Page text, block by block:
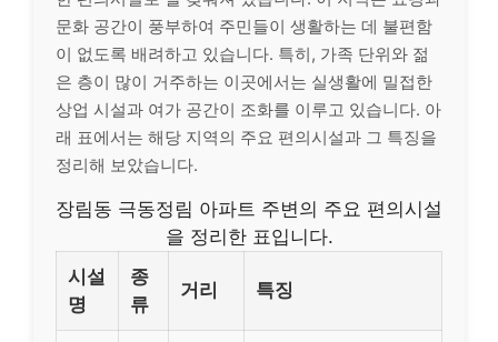
문화 공간이 풍부하여 주민들이 생활하는 데 불편함
이 없도록 배려하고 있습니다. 특히, 가족 단위와 젊
은 층이 많이 거주하는 이곳에서는 실생활에 밀접한
상업 시설과 여가 공간이 조화를 이루고 있습니다. 아
래 표에서는 해당 지역의 주요 편의시설과 그 특징을
정리해 보았습니다.
장림동 극동정림 아파트 주변의 주요 편의시설
을 정리한 표입니다.
시설
명
종
류
거리 특징